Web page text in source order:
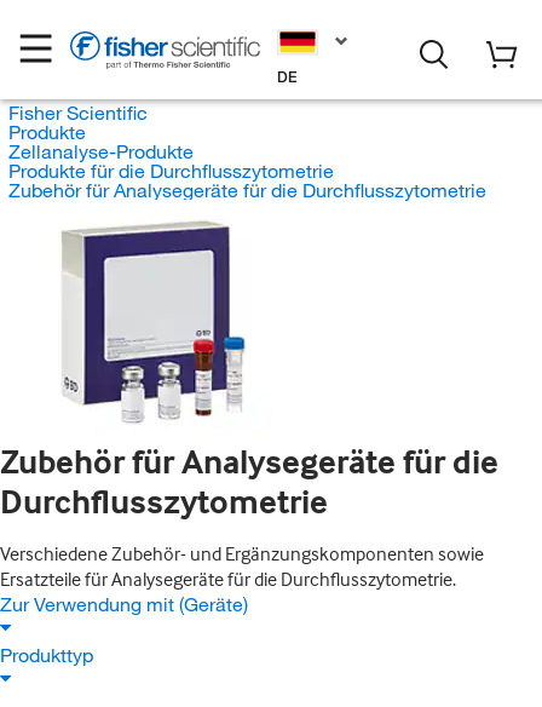
DE
Fisher Scientific
Produkte
Zellanalyse-Produkte
Produkte für die Durchflusszytometrie
Zubehör für Analysegeräte für die Durchflusszytometrie
Zubehör für Analysegeräte für die
Durchflusszytometrie
Verschiedene Zubehör- und Ergänzungskomponenten sowie
Ersatzteile für Analysegeräte für die Durchflusszytometrie.
Zur Verwendung mit (Geräte)
Produkttyp